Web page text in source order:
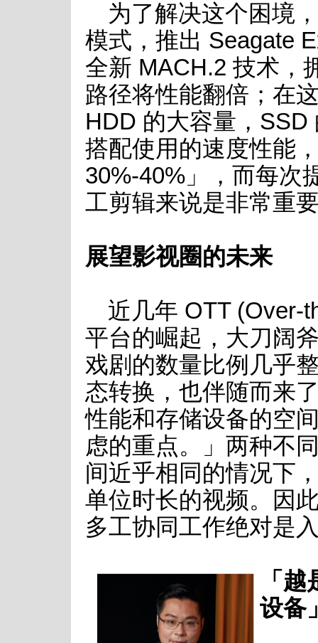
为了解决这个困境
模式，推出 Seagate
全新 MACH.2 技术，
路径将性能翻倍；在
HDD 的大容量，
搭配使用的速度性能
30%-40%」，而每次
工剪辑来说是非常重
展望影视圈的未来
近几年 OTT (Over-
平台的崛起，大刀阔
戏剧的数量比例几乎
态转换，也伴随而来
性能和存储设备的空
虑的重点。」两种不
间近乎相同的情况下
单位时长的视频。因
多工协同工作绝对是
「
设备